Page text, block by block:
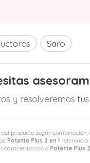
del producto según
Potette Plus 2 en 1 referencia
características a Potette Plus 2
Saro
y resolveremos tus